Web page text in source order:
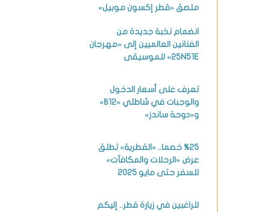
ملصق «قطر إكسون موبيل»
انضمام نخبة جديدة من
الفنانين العالميين إلى «مهرجان
25N51E» للموسيقى
تعرف على أسعار الدخول
والوجبات في شاطئي «B12»
و«دوحة ساندز»
%25 خصما.. «القطرية» تطلق
عرض «الرحلات والمكافآت»
للسفر حتى مايو 2025
للراغبين في زيارة قطر.. إليكم